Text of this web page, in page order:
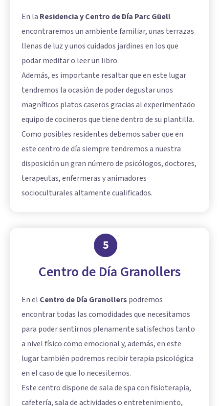
En la Residencia y Centro de Día Parc Güell
encontraremos un ambiente familiar, unas terrazas
llenas de luz y unos cuidados jardines en los que
podar meditar o leer un libro.
Además, es importante resaltar que en este lugar
tendremos la ocasión de poder degustar unos
magníficos platos caseros gracias al experimentado
equipo de cocineros que tiene dentro de su plantilla.
Como posibles residentes debemos saber que en
este centro de día siempre tendremos a nuestra
disposición un gran número de psicólogos, doctores,
terapeutas, enfermeras y animadores
socioculturales altamente cualificados.
5
Centro de Día Granollers
En el Centro de Día Granollers podremos
encontrar todas las comodidades que necesitamos
para poder sentirnos plenamente satisfechos tanto
a nivel físico como emocional y, además, en este
lugar también podremos recibir terapia psicológica
en el caso de que lo necesitemos.
Este centro dispone de sala de spa con fisioterapia,
cafetería, sala de actividades o entretenimiento,